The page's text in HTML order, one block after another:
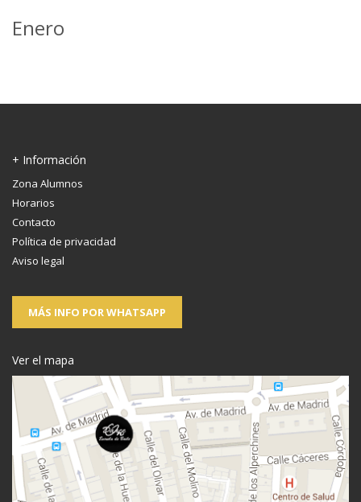
Enero
+ Información
Zona Alumnos
Horarios
Contacto
Política de privacidad
Aviso legal
MÁS INFO POR WHATSAPP
Ver el mapa